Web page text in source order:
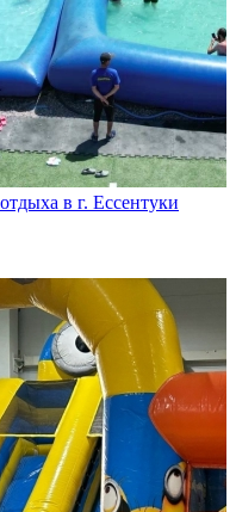
в г. Ессентуки